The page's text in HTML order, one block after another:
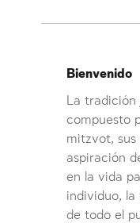
Bienvenido
La tradición
compuesto
mitzvot,
aspiración
en la vida
individuo, la
de todo el